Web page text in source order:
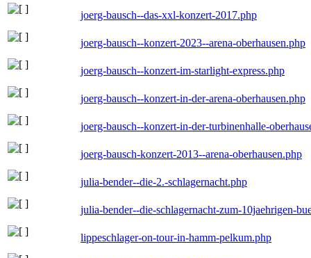
joerg-bausch--das-xxl-konzert-2017.php
joerg-bausch--konzert-2023--arena-oberhausen.php
joerg-bausch--konzert-im-starlight-express.php
joerg-bausch--konzert-in-der-arena-oberhausen.php
joerg-bausch--konzert-in-der-turbinenhalle-
joerg-bausch-konzert-2013--arena-oberhausen.php
julia-bender--die-2.-schlagernacht.php
julia-bender--die-schlagernacht-zum-10jaehrigen-
lippeschlager-on-tour-in-hamm-pelkum.php